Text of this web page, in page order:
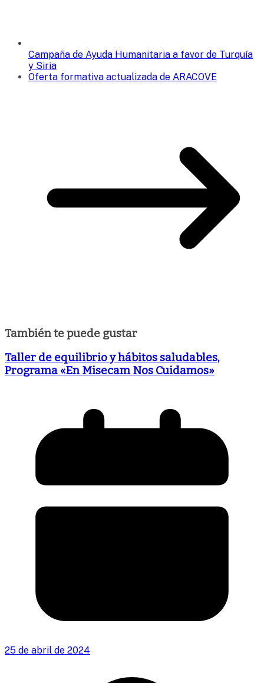
Campaña de Ayuda Humanitaria a favor de Turquía
y Siria
Oferta formativa actualizada de ARACOVE
También te puede gustar
Taller de equilibrio y hábitos saludables,
Programa «En Misecam Nos Cuidamos»
25 de abril de 2024